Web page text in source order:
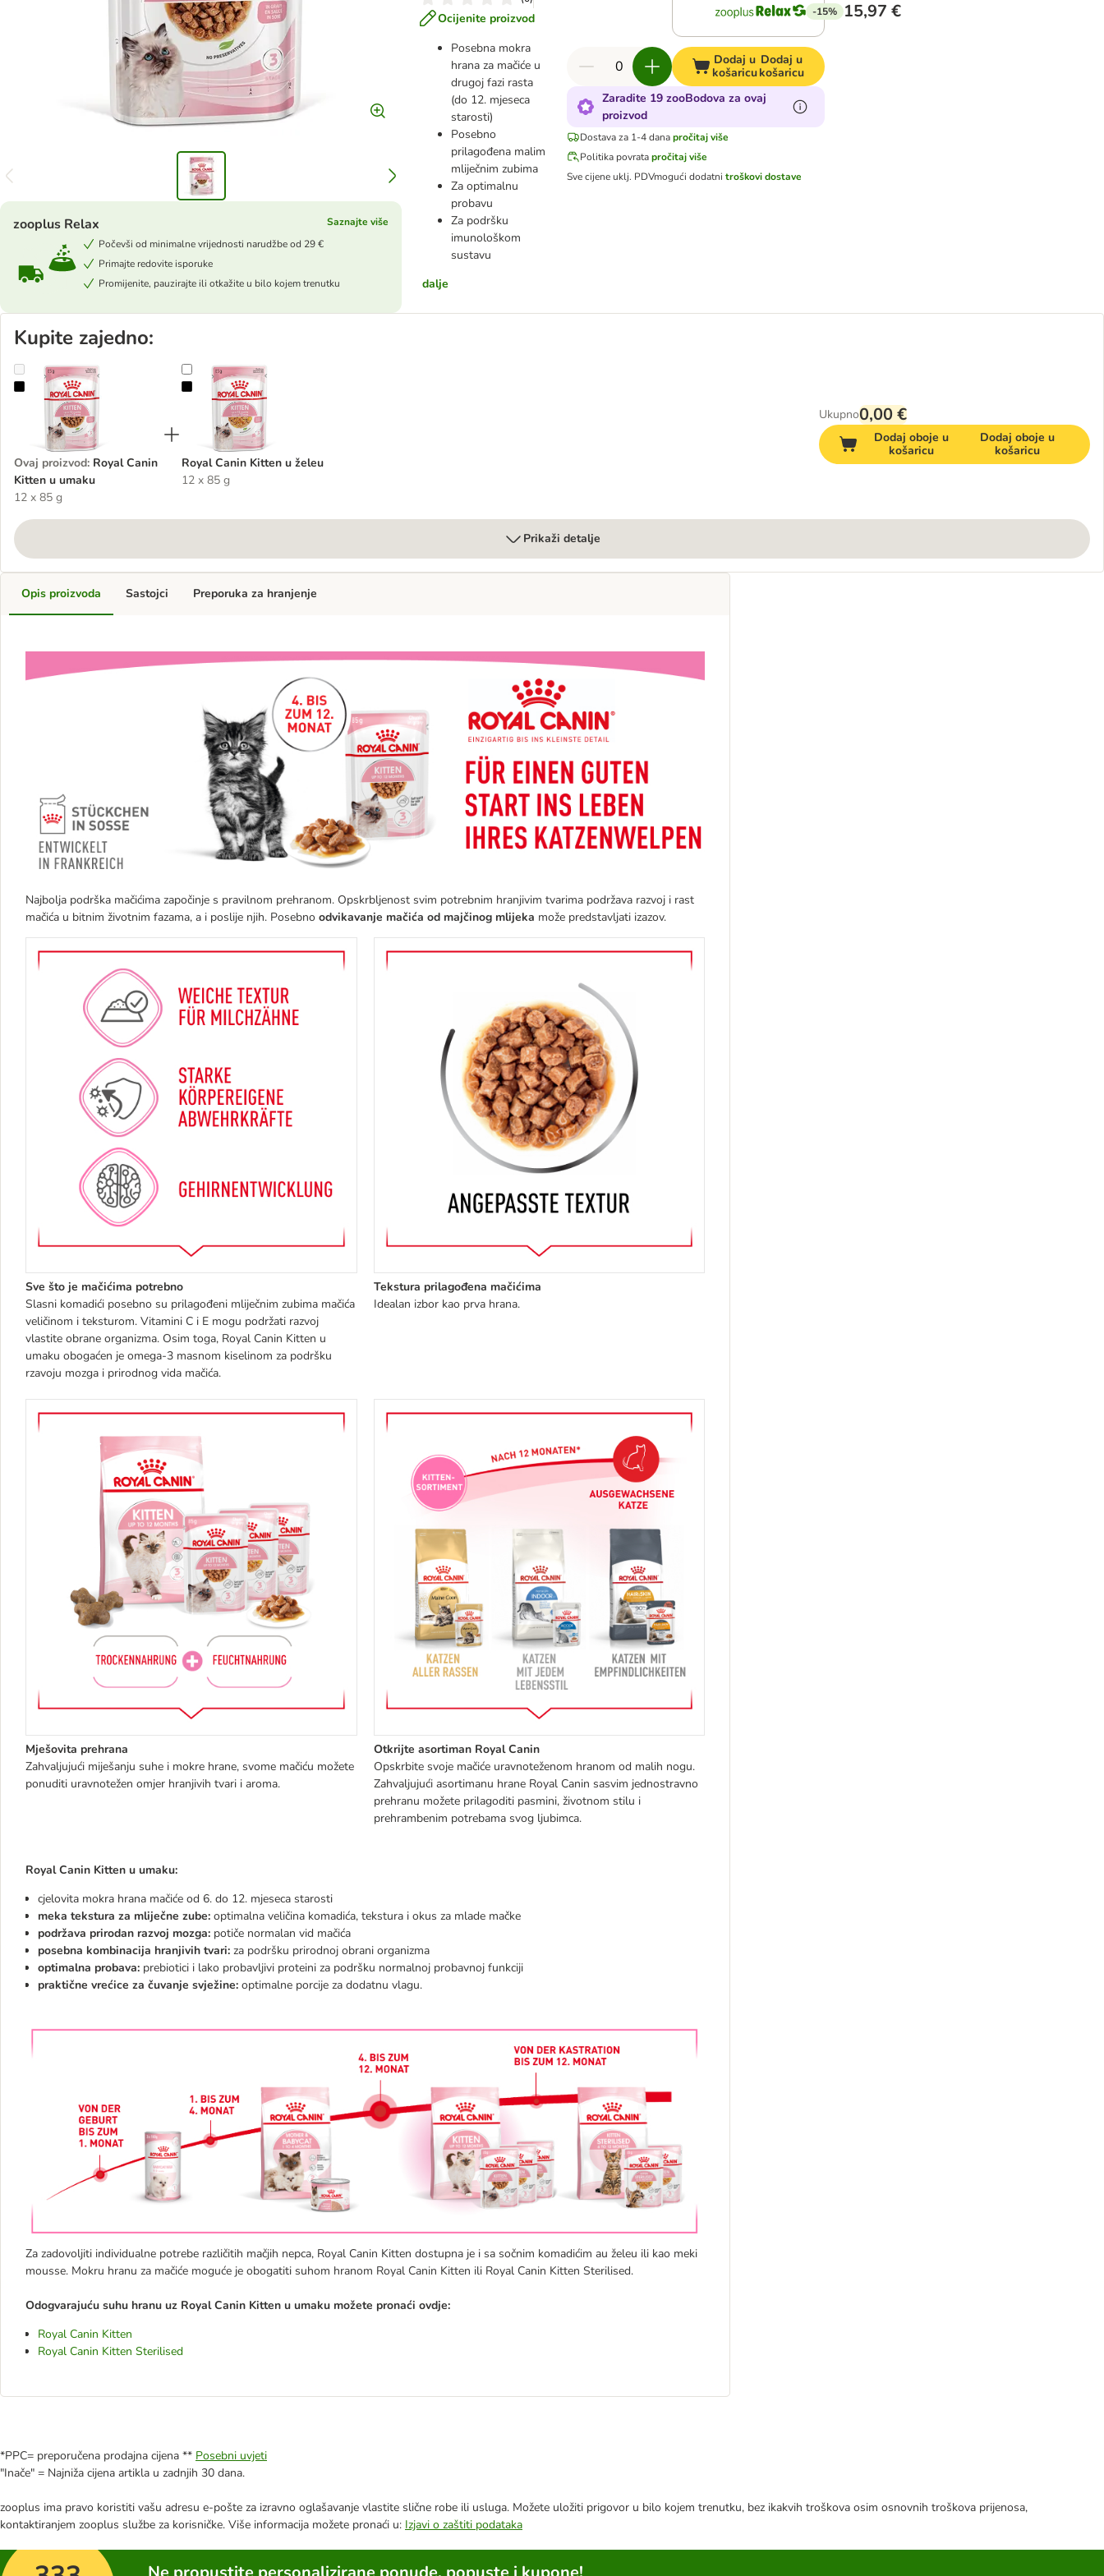
Ocijenite proizvod
Posebna mokra
hrana za mačiće u
drugoj fazi rasta
(do 12. mjeseca
starosti)
Posebno
prilagođena malim
mliječnim zubima
Za optimalnu
probavu
Za podršku
imunološkom
sustavu
dalje
zooplus Relax
Saznajte više
Počevši od minimalne vrijednosti narudžbe od 29 €
Primajte redovite isporuke
Promijenite, pauzirajte ili otkažite u bilo kojem trenutku
-15% 15,97 €
Dodaj u
košaricu
Dodaj u
košaricu
Zaradite 19 zooBodova za ovaj
proizvod
Dostava za 1-4 dana pročitaj više
Politika povrata pročitaj više
Sve cijene uklj. PDVmogući dodatnitroškovi dostave
Kupite zajedno:
Royal Canin Kitten u umaku
Ovaj proizvod: Royal Canin
Kitten u umaku
12 x 85 g
Royal Canin Kitten u želeu
Royal Canin Kitten u želeu
12 x 85 g
Ukupno0,00 €
Dodaj oboje u
košaricu
Dodaj oboje u
košaricu
Prikaži detalje
Opis proizvoda
Najbolja podrška mačićima započinje s pravilnom prehranom. Opskrbljenost svim potrebnim hranjivim tvarima podržava razvoj i rast
mačića u bitnim životnim fazama, a i poslije njih. Posebno odvikavanje mačića od majčinog mlijeka može predstavljati izazov.
Sve što je mačićima potrebno
Slasni komadići posebno su prilagođeni mliječnim zubima mačića
veličinom i teksturom. Vitamini C i E mogu podržati razvoj
vlastite obrane organizma. Osim toga, Royal Canin Kitten u
umaku obogaćen je omega-3 masnom kiselinom za podršku
rzavoju mozga i prirodnog vida mačića.
Tekstura prilagođena mačićima
Idealan izbor kao prva hrana.
Mješovita prehrana
Zahvaljujući miješanju suhe i mokre hrane, svome mačiću možete
ponuditi uravnotežen omjer hranjivih tvari i aroma.
Otkrijte asortiman Royal Canin
Opskrbite svoje mačiće uravnoteženom hranom od malih nogu.
Zahvaljujući asortimanu hrane Royal Canin sasvim jednostravno
prehranu možete prilagoditi pasmini, životnom stilu i
prehrambenim potrebama svog ljubimca.
Royal Canin Kitten u umaku:
cjelovita mokra hrana mačiće od 6. do 12. mjeseca starosti
meka tekstura za mliječne zube: optimalna veličina komadića, tekstura i okus za mlade mačke
podržava prirodan razvoj mozga: potiče normalan vid mačića
posebna kombinacija hranjivih tvari: za podršku prirodnoj obrani organizma
optimalna probava: prebiotici i lako probavljivi proteini za podršku normalnoj probavnoj funkciji
praktične vrećice za čuvanje svježine: optimalne porcije za dodatnu vlagu.
Za zadovoljiti individualne potrebe različitih mačjih nepca, Royal Canin Kitten dostupna je i sa sočnim komadićim au želeu ili kao meki
mousse. Mokru hranu za mačiće moguće je obogatiti suhom hranom Royal Canin Kitten ili Royal Canin Kitten Sterilised.
Odogvarajuću suhu hranu uz Royal Canin Kitten u umaku možete pronaći ovdje:
Royal Canin Kitten
Royal Canin Kitten Sterilised
Sastojci Preporuka za hranjenje
*PPC= preporučena prodajna cijena ** Posebni uvjeti
"Inače" = Najniža cijena artikla u zadnjih 30 dana.
zooplus ima pravo koristiti vašu adresu e-pošte za izravno oglašavanje vlastite slične robe ili usluga. Možete uložiti prigovor u bilo kojem trenutku, bez ikakvih troškova osim osnovnih troškova prijenosa,
kontaktiranjem zooplus službe za korisničke. Više informacija možete pronaći u: Izjavi o zaštiti podataka